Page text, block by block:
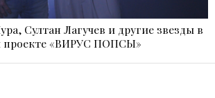
Султан Лагучев и другие звезды в
проекте «ВИРУС ПОПСЫ»